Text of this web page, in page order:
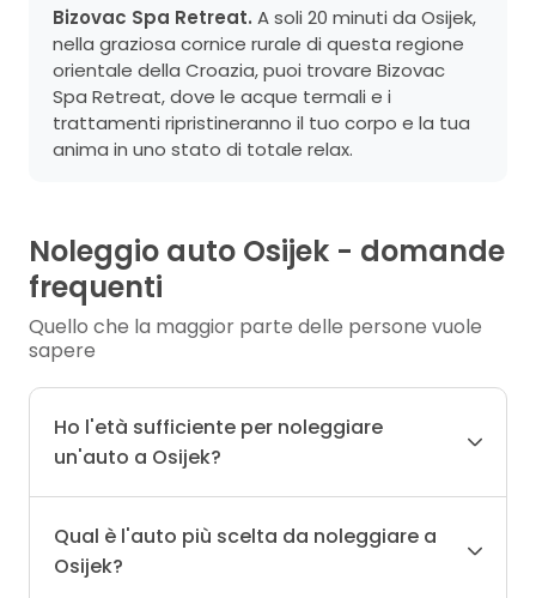
Bizovac Spa Retreat. A soli 20 minuti da Osijek,
nella graziosa cornice rurale di questa regione
orientale della Croazia, puoi trovare Bizovac
Spa Retreat, dove le acque termali e i
trattamenti ripristineranno il tuo corpo e la tua
anima in uno stato di totale relax.
Noleggio auto Osijek - domande
frequenti
Quello che la maggior parte delle persone vuole
sapere
Ho l'età sufficiente per noleggiare
un'auto a Osijek?
Qual è l'auto più scelta da noleggiare a
Osijek?